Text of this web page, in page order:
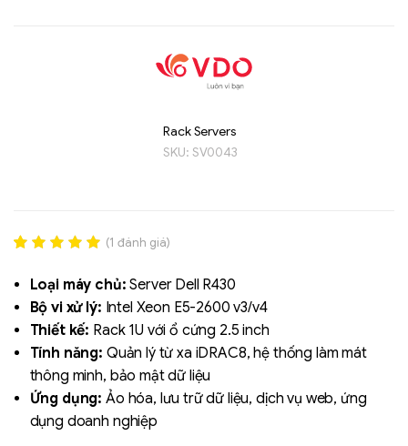
Rack Servers
SKU: SV0043
out of 5
based on
đánh giá
(1 đánh giá)
Loại máy chủ: Server Dell R430
Bộ vi xử lý: Intel Xeon E5-2600 v3/v4
Thiết kế: Rack 1U với ổ cứng 2.5 inch
Tính năng: Quản lý từ xa iDRAC8, hệ thống làm mát
thông minh, bảo mật dữ liệu
Ứng dụng: Ảo hóa, lưu trữ dữ liệu, dịch vụ web, ứng
dụng doanh nghiệp